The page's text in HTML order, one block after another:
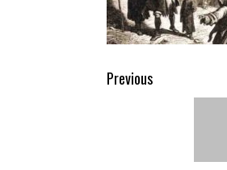
Post
navigation
Previous